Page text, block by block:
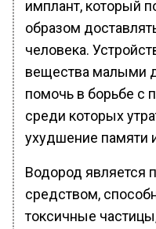
имплант, который
образом
человека.
вещества малыми
помочь в борьбе с
среди которых
ухудшение памяти
Водород является
средством,
токсичные